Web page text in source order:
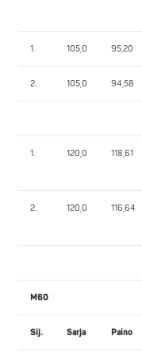
1. 105,0 95,20
2. 105,0 94,58
1. 120,0 118,61
2. 120,0 116,64
M60
Sij. Sarja Paino